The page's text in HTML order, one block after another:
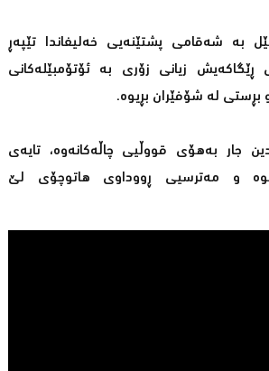
بە شەقامی پشتێنەیی خەلیفاندا تێپەڕ
زیانی زۆری بە ئۆتۆمبێلەكانی
بڕستی لە شۆفێران بڕیوە.
جار بەهۆی قووڵیی چاڵەكانەوە، تایەی
و مەترسیی ڕووداوی هاتوچۆی لێ